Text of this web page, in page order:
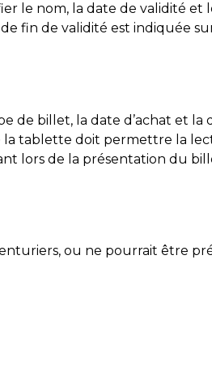
le nom, la date de validité et
fin de validité est indiquée
de billet, la date d’achat et la
la tablette doit permettre la
lors de la présentation du
ou ne pourrait être